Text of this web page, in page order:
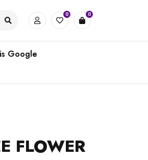
0 0
Google
FLOWER